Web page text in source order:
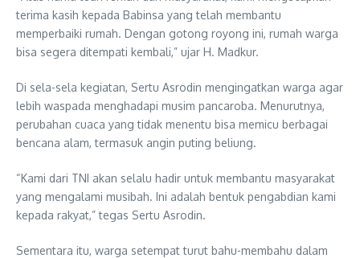
terima kasih kepada Babinsa yang telah membantu
memperbaiki rumah. Dengan gotong royong ini, rumah warga
bisa segera ditempati kembali,” ujar H. Madkur.
Di sela-sela kegiatan, Sertu Asrodin mengingatkan warga agar
lebih waspada menghadapi musim pancaroba. Menurutnya,
perubahan cuaca yang tidak menentu bisa memicu berbagai
bencana alam, termasuk angin puting beliung.
“Kami dari TNI akan selalu hadir untuk membantu masyarakat
yang mengalami musibah. Ini adalah bentuk pengabdian kami
kepada rakyat,” tegas Sertu Asrodin.
Sementara itu, warga setempat turut bahu-membahu dalam